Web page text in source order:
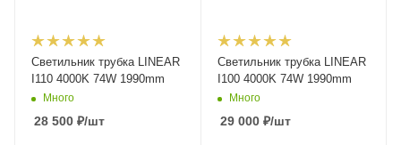
Светильник трубка LINEAR
I110 4000K 74W 1990mm
Много
28 500 ₽/шт
Светильник трубка LINEAR
I100 4000K 74W 1990mm
Много
29 000₽/шт